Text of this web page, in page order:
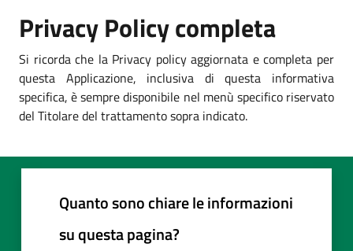
Privacy Policy completa
Si ricorda che la Privacy policy aggiornata e completa per
questa Applicazione, inclusiva di questa informativa
specifica, è sempre disponibile nel menù specifico riservato
del Titolare del trattamento sopra indicato.
Quanto sono chiare le informazioni
su questa pagina?